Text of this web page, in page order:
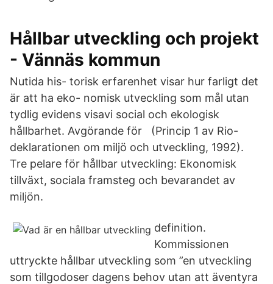
Hållbar utveckling och projekt
- Vännäs kommun
Nutida his- torisk erfarenhet visar hur farligt det
är att ha eko- nomisk utveckling som mål utan
tydlig evidens visavi social och ekologisk
hållbarhet. Avgörande för (Princip 1 av Rio-
deklarationen om miljö och utveckling, 1992).
Tre pelare för hållbar utveckling: Ekonomisk
tillväxt, sociala framsteg och bevarandet av
miljön.
definition.
Kommissionen
uttryckte hållbar utveckling som ”en utveckling
som tillgodoser dagens behov utan att äventyra